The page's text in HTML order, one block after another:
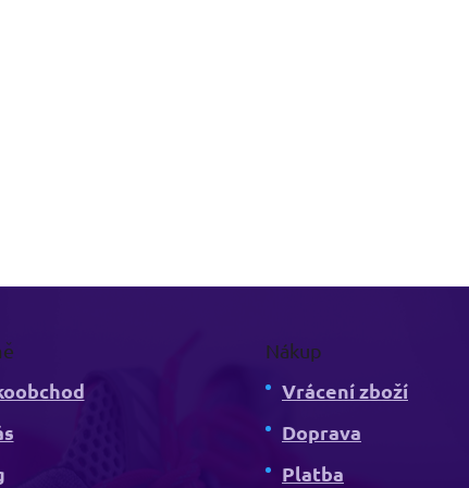
Nákup
Vrácení zboží
Doprava
Platba